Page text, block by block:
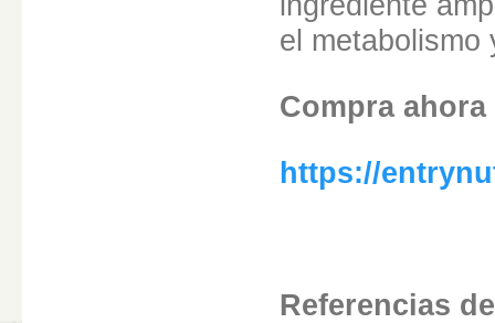
el metabolismo
Compra ahora
https://
Referencias